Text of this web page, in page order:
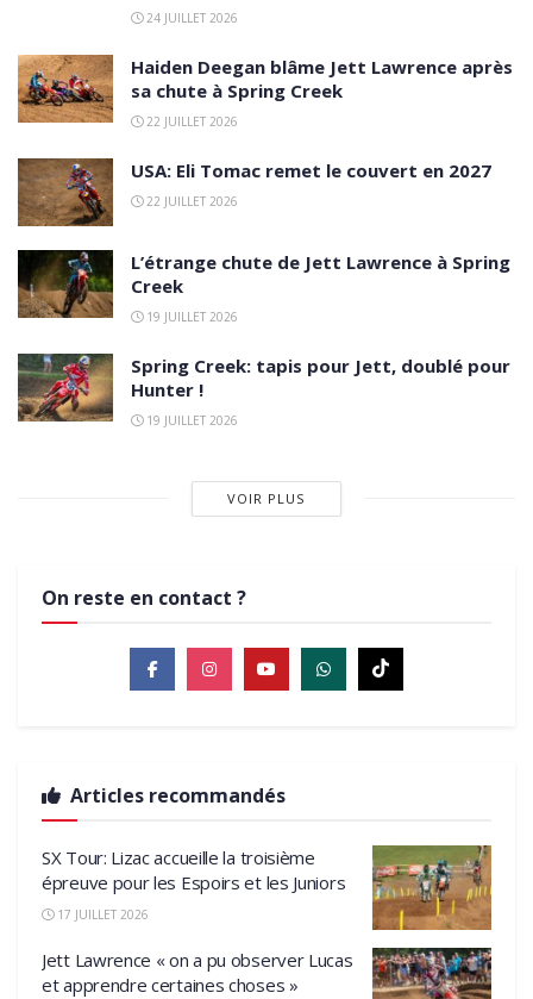
24 JUILLET 2026
Haiden Deegan blâme Jett Lawrence après
sa chute à Spring Creek
22 JUILLET 2026
USA: Eli Tomac remet le couvert en 2027
22 JUILLET 2026
L’étrange chute de Jett Lawrence à Spring
Creek
19 JUILLET 2026
Spring Creek: tapis pour Jett, doublé pour
Hunter !
19 JUILLET 2026
VOIR PLUS
On reste en contact ?
Articles recommandés
SX Tour: Lizac accueille la troisième
épreuve pour les Espoirs et les Juniors
17 JUILLET 2026
Jett Lawrence « on a pu observer Lucas
et apprendre certaines choses »